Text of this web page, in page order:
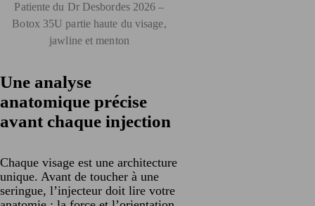
Patiente du Dr Desbordes 2026 –
Botox 35U partie haute du visage,
jawline et menton
Une analyse
anatomique précise
avant chaque injection
Chaque visage est une architecture
unique. Avant de toucher à une
seringue, l’injecteur doit lire votre